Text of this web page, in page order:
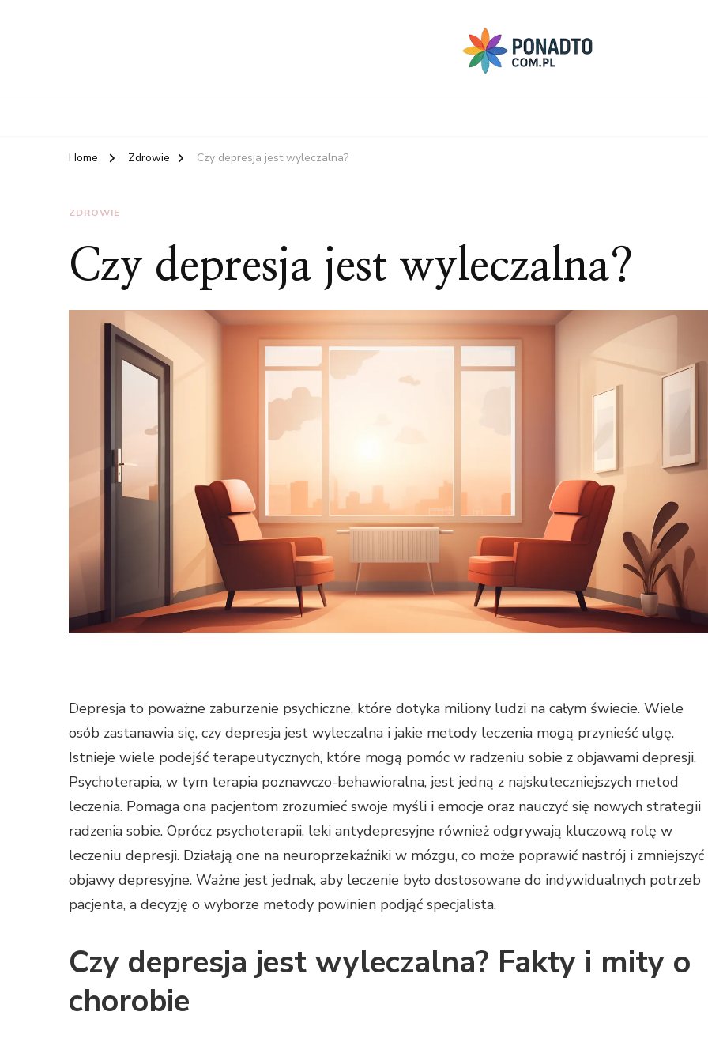
Home Zdrowie Czy depresja jest wyleczalna?
ZDROWIE
Czy depresja jest wyleczalna?
Depresja to poważne zaburzenie psychiczne, które dotyka miliony ludzi na całym świecie. Wiele
osób zastanawia się, czy depresja jest wyleczalna i jakie metody leczenia mogą przynieść ulgę.
Istnieje wiele podejść terapeutycznych, które mogą pomóc w radzeniu sobie z objawami depresji.
Psychoterapia, w tym terapia poznawczo-behawioralna, jest jedną z najskuteczniejszych metod
leczenia. Pomaga ona pacjentom zrozumieć swoje myśli i emocje oraz nauczyć się nowych strategii
radzenia sobie. Oprócz psychoterapii, leki antydepresyjne również odgrywają kluczową rolę w
leczeniu depresji. Działają one na neuroprzekaźniki w mózgu, co może poprawić nastrój i zmniejszyć
objawy depresyjne. Ważne jest jednak, aby leczenie było dostosowane do indywidualnych potrzeb
pacjenta, a decyzję o wyborze metody powinien podjąć specjalista.
Czy depresja jest wyleczalna? Fakty i mity o
chorobie